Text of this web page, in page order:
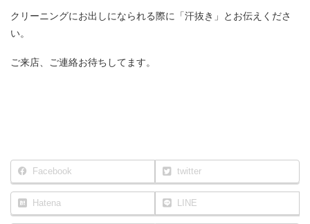
クリーニングにお出しになられる際に「汗抜き」とお伝えくださ
い。
ご来店、ご連絡お待ちしてます。
Facebook twitter
Hatena LINE